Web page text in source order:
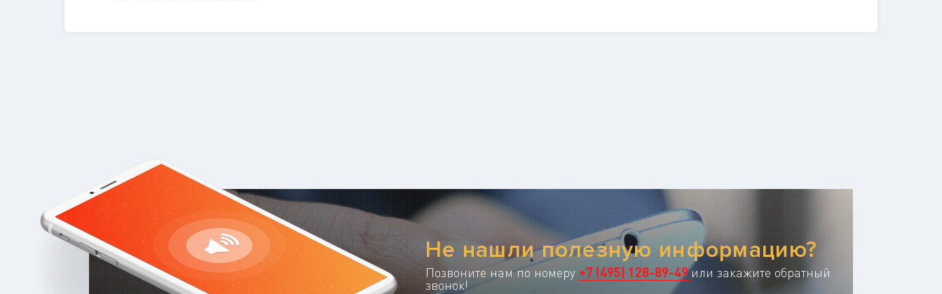
Не нашли полезную информацию?
Позвоните нам по номеру +7 (495) 128-89-49или закажите обратный
звонок!